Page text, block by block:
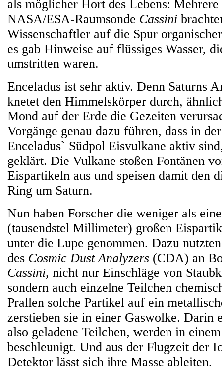
als möglicher Hort des Lebens:
NASA/ESA-Raumsonde Cassini
Wissenschaftler auf die Spur
es gab Hinweise auf flüssiges Wasser,
umstritten waren.
Enceladus ist sehr aktiv. Denn Saturns
knetet den Himmelskörper durch,
Mond auf der Erde die Gezeiten
Vorgänge genau dazu führen, dass in
Enceladus` Südpol Eisvulkane aktiv
geklärt. Die Vulkane stoßen Fontänen
Eispartikeln aus und speisen damit den
Ring um Saturn.
Nun haben Forscher die weniger als
(tausendstel Millimeter) großen
unter die Lupe genommen. Dazu
des Cosmic Dust Analyzers (CDA) an
Cassini, nicht nur Einschläge von
sondern auch einzelne Teilchen
Prallen solche Partikel auf ein
zerstieben sie in einer Gaswolke. Darin
also geladene Teilchen, werden in
beschleunigt. Und aus der Flugzeit der
Detektor lässt sich ihre Masse ableiten.